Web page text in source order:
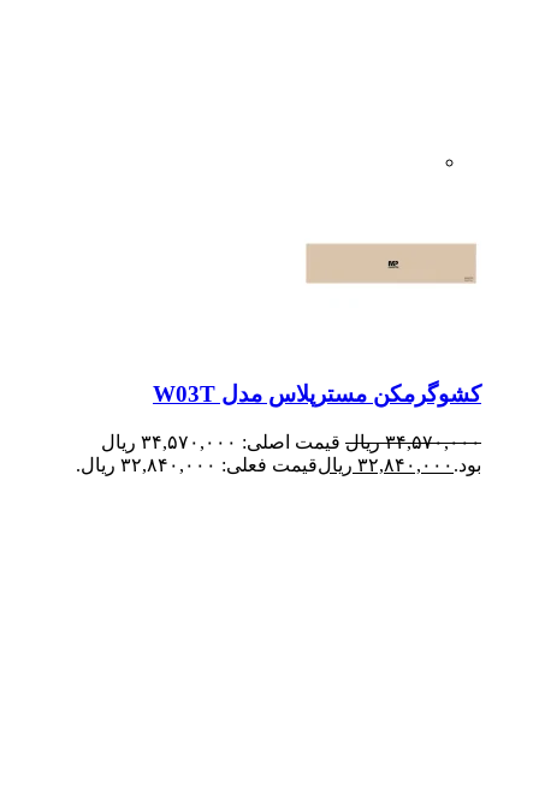
کشوگرمکن مسترپلاس مدل W03T
۳۴,۵۷۰,۰۰۰ ریال
قیمت اصلی: ۳۴,۵۷۰,۰۰۰ ریال
بود. ۳۲,۸۴۰,۰۰۰ ریالقیمت فعلی: ۳۲,۸۴۰,۰۰۰ ریال.